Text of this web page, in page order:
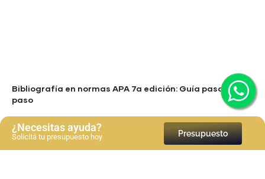
¿Necesitas ayuda?
Solicitá tu presupuesto hoy Presupuesto
Bibliografía en normas APA 7a edición: Guía paso a
paso